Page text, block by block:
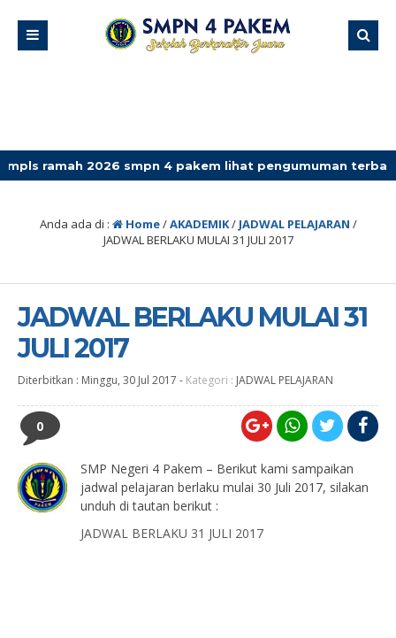
smpn 4 pakem lihat pengumuman terbaru
Anda ada di : Home/AKADEMIK/ JADWAL PELAJARAN /
JADWAL BERLAKU MULAI 31 JULI 2017
JADWAL BERLAKU MULAI 31
JULI 2017
Diterbitkan : Minggu, 30 Jul 2017 - Kategori : JADWAL PELAJARAN
0
SMP Negeri 4 Pakem – Berikut kami sampaikan
jadwal pelajaran berlaku mulai 30 Juli 2017, silakan
unduh di tautan berikut :
JADWAL BERLAKU 31 JULI 2017